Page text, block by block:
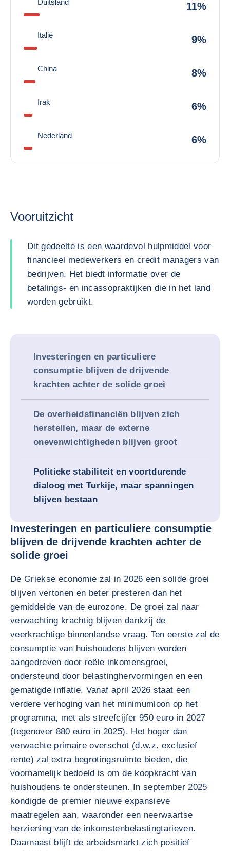
Duitsland 11%
Italië 9%
China 8%
Irak 6%
Nederland 6%
Vooruitzicht
Dit gedeelte is een waardevol hulpmiddel voor
financieel medewerkers en credit managers van
bedrijven. Het biedt informatie over de
betalings- en incassopraktijken die in het land
worden gebruikt.
Investeringen en particuliere
consumptie blijven de drijvende
krachten achter de solide groei
De overheidsfinanciën blijven zich
herstellen, maar de externe
onevenwichtigheden blijven groot
Politieke stabiliteit en voortdurende
dialoog met Turkije, maar spanningen
blijven bestaan
Investeringen en particuliere consumptie
blijven de drijvende krachten achter de
solide groei
De Griekse economie zal in 2026 een solide groei
blijven vertonen en beter presteren dan het
gemiddelde van de eurozone. De groei zal naar
verwachting krachtig blijven dankzij de
veerkrachtige binnenlandse vraag. Ten eerste zal de
consumptie van huishoudens blijven worden
aangedreven door reële inkomensgroei,
ondersteund door belastinghervormingen en een
gematigde inflatie. Vanaf april 2026 staat een
verdere verhoging van het minimumloon op het
programma, met als streefcijfer 950 euro in 2027
(tegenover 880 euro in 2025). Het hoger dan
verwachte primaire overschot (d.w.z. exclusief
rente) zal extra begrotingsruimte bieden, die
voornamelijk bedoeld is om de koopkracht van
huishoudens te ondersteunen. In september 2025
kondigde de premier nieuwe expansieve
maatregelen aan, waaronder een neerwaartse
herziening van de inkomstenbelastingtarieven.
Daarnaast blijft de arbeidsmarkt zich positief